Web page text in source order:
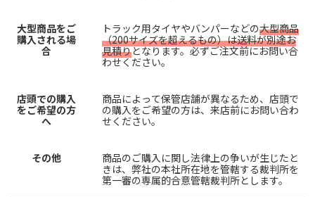
大型商品をご
購入される場
合
トラック用タイヤやバンパーなどの大型商品
（200サイズを超えるもの）は送料が別途お
見積りとなります。必ずご注文前にお問い合
わせください。
店頭での購入
をご希望の方
へ
商品によって保管店舗が異なるため、店頭で
の購入をご希望の方は、来店前にお問い合わ
せください。
その他
商品のご購入に関し法律上の争いが生じたと
きは、弊社の本社所在地を管轄する裁判所を
第一審の専属的合意管轄裁判所とします。